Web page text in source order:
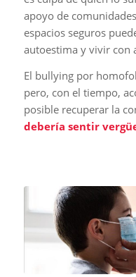
apoyo de
espacios seguros
autoestima y vivir con
El bullying por
pero, con el tiempo,
posible recuperar la
debería sentir